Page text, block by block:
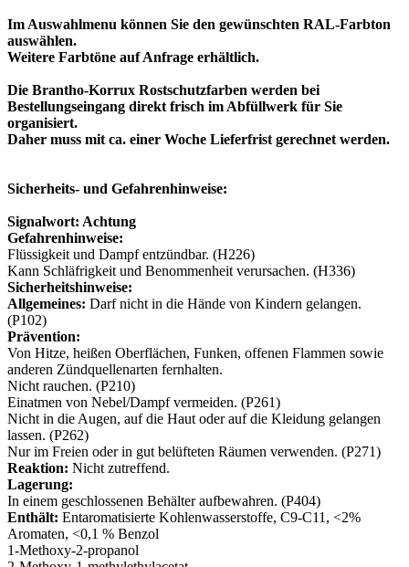
Im Auswahlmenu können Sie den gewünschten RAL-Farbton
auswählen.
Weitere Farbtöne auf Anfrage erhältlich.
Die Brantho-Korrux Rostschutzfarben werden bei
Bestellungseingang direkt frisch im Abfüllwerk für Sie
organisiert.
Daher muss mit ca. einer Woche Lieferfrist gerechnet werden.
Sicherheits- und Gefahrenhinweise:
Signalwort: Achtung
Gefahrenhinweise:
Flüssigkeit und Dampf entzündbar. (H226)
Kann Schläfrigkeit und Benommenheit verursachen. (H336)
Sicherheitshinweise:
Allgemeines: Darf nicht in die Hände von Kindern gelangen.
(P102)
Prävention:
Von Hitze, heißen Oberflächen, Funken, offenen Flammen sowie
anderen Zündquellenarten fernhalten.
Nicht rauchen. (P210)
Einatmen von Nebel/Dampf vermeiden. (P261)
Nicht in die Augen, auf die Haut oder auf die Kleidung gelangen
lassen. (P262)
Nur im Freien oder in gut belüfteten Räumen verwenden. (P271)
Reaktion: Nicht zutreffend.
Lagerung:
In einem geschlossenen Behälter aufbewahren. (P404)
Enthält: Entaromatisierte Kohlenwasserstoffe, C9-C11, <2%
Aromaten, <0,1 % Benzol
1-Methoxy-2-propanol